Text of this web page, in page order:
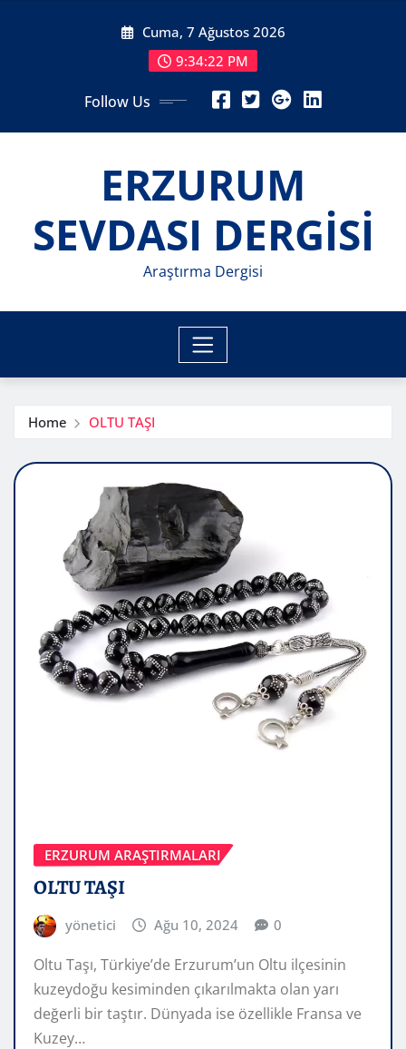
Cuma, 7 Ağustos 2026
9:34:24 PM
Follow Us
ERZURUM
SEVDASI DERGİSİ
Araştırma Dergisi
Home OLTU TAŞI
ERZURUM ARAŞTIRMALARI
OLTU TAŞI
yönetici Ağu 10, 2024 0
Oltu Taşı, Türkiye’de Erzurum’un Oltu ilçesinin
kuzeydoğu kesiminden çıkarılmakta olan yarı
değerli bir taştır. Dünyada ise özellikle Fransa ve
Kuzey…